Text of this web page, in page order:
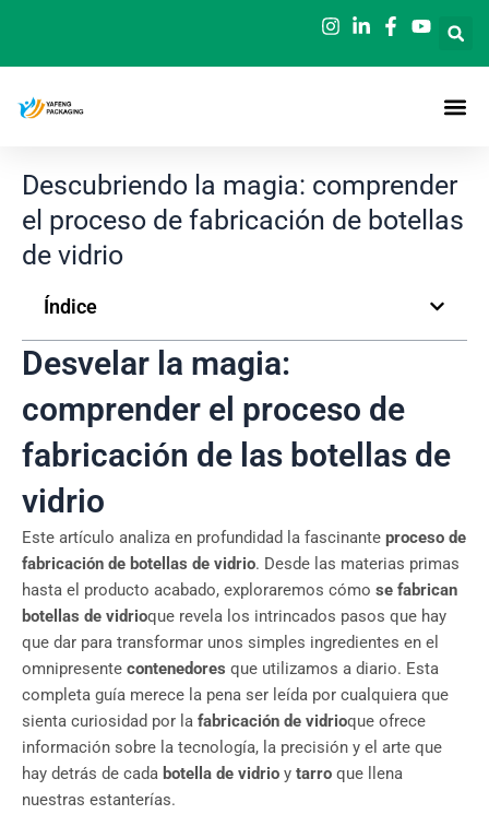
contenido
Descubriendo la magia: comprender
el proceso de fabricación de botellas
de vidrio
Índice
Desvelar la magia:
comprender el proceso de
fabricación de las botellas de
vidrio
Este artículo analiza en profundidad la fascinante proceso de
fabricación de botellas de vidrio. Desde las materias primas
hasta el producto acabado, exploraremos cómo se fabrican
botellas de vidrioque revela los intrincados pasos que hay
que dar para transformar unos simples ingredientes en el
omnipresente contenedores que utilizamos a diario. Esta
completa guía merece la pena ser leída por cualquiera que
sienta curiosidad por la fabricación de vidrioque ofrece
información sobre la tecnología, la precisión y el arte que
hay detrás de cada botella de vidrio y tarro que llena
nuestras estanterías.